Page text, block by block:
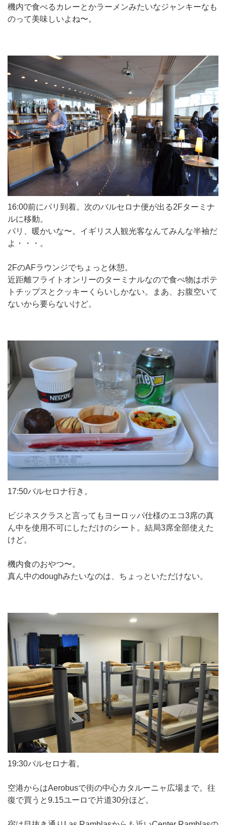
機内で食べるカレーとかラーメンみたいなジャンキーなも
のって美味しいよね〜。
16:00前にパリ到着。次のバルセロナ便が出る2Fターミナ
ルに移動。
パリ、暖かいな〜。イギリス人観光客なんてみんな半袖だ
よ・・・。
2FのAFラウンジでちょっと休憩。
近距離フライトオンリーのターミナルなので食べ物はポテ
トチップスとクッキーくらいしかない。まあ、お腹空いて
ないから要らないけど。
17:50バルセロナ行き。
ビジネスクラスと言ってもヨーロッパ仕様のエコ3席の真
ん中を使用不可にしただけのシート。結局3席全部使えた
けど。
機内食のおやつ〜。
真ん中のdoughみたいなのは、ちょっといただけない。
19:30バルセロナ着。
空港からはAerobusで街の中心カタルーニャ広場まで。往
復で買うと9.15ユーロで片道30分ほど。